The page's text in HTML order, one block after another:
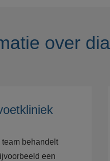
over
behandelt
een